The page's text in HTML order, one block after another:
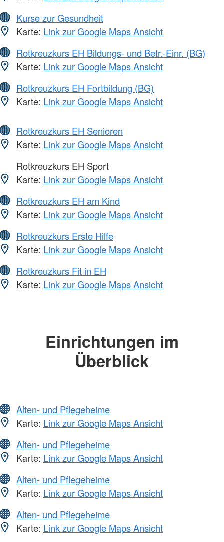
Kurse zur Gesundheit
Karte: Link zur Google Maps Ansicht
Rotkreuzkurs EH Bildungs- und Betr.-Einr. (BG)
Karte: Link zur Google Maps Ansicht
Rotkreuzkurs EH Fortbildung (BG)
Karte: Link zur Google Maps Ansicht
Rotkreuzkurs EH Senioren
Karte: Link zur Google Maps Ansicht
Rotkreuzkurs EH Sport
Karte: Link zur Google Maps Ansicht
Rotkreuzkurs EH am Kind
Karte: Link zur Google Maps Ansicht
Rotkreuzkurs Erste Hilfe
Karte: Link zur Google Maps Ansicht
Rotkreuzkurs Fit in EH
Karte: Link zur Google Maps Ansicht
Einrichtungen im
Überblick
Alten- und Pflegeheime
Karte: Link zur Google Maps Ansicht
Alten- und Pflegeheime
Karte: Link zur Google Maps Ansicht
Alten- und Pflegeheime
Karte: Link zur Google Maps Ansicht
Alten- und Pflegeheime
Karte: Link zur Google Maps Ansicht